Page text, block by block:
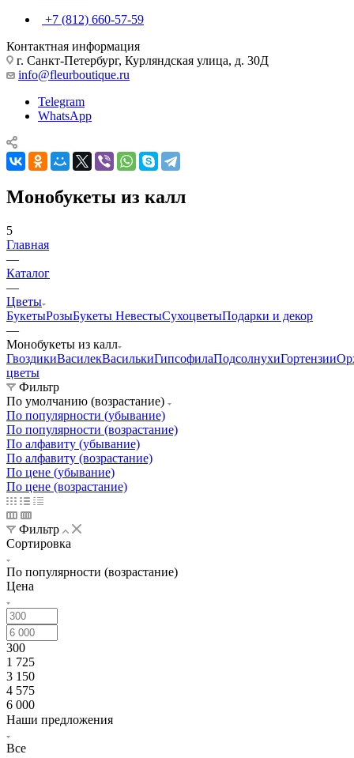
+7 (812) 660-57-59
Контактная информация
г. Санкт-Петербург, Курляндская улица, д. 30Д
info@fleurboutique.ru
Telegram
WhatsApp
Монобукеты из калл
5
Главная
—
Каталог
—
Цветы
БукетыРозыБукеты НевестыСухоцветыПодарки и декор
—
Монобукеты из калл
ГвоздикиВасилекВасилькиГипсофилаПодсолнухиГортензии
цветы
Фильтр
По умолчанию (возрастание)
По популярности (убывание)
По популярности (возрастание)
По алфавиту (убывание)
По алфавиту (возрастание)
По цене (убывание)
По цене (возрастание)
Фильтр
Сортировка
По популярности (возрастание)
Цена
300
1 725
3 150
4 575
6 000
Наши предложения
Все